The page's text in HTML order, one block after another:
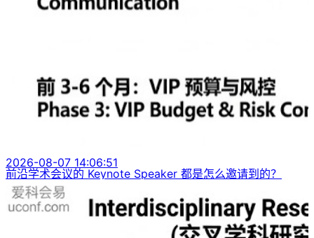
2026-08-07 14:06:51
前沿学术会议的 Keynote Speaker 都是怎么邀请到的？